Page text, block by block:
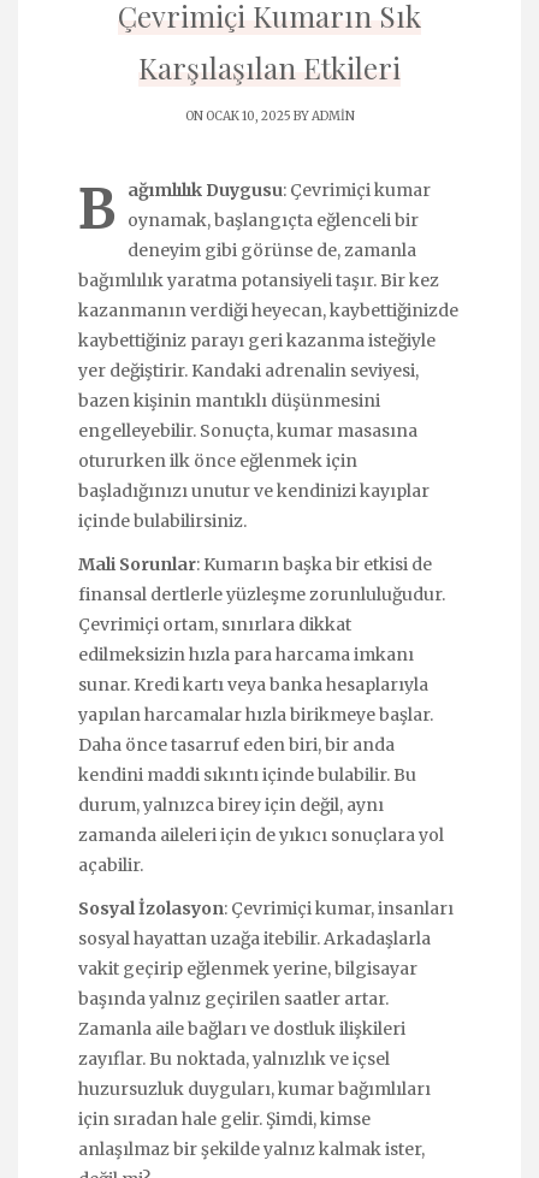
Çevrimiçi Kumarın Sık
Karşılaşılan Etkileri
ON OCAK 10, 2025 BYADMIN
B ağımlılık Duygusu: Çevrimiçi kumar
oynamak, başlangıçta eğlenceli bir
deneyim gibi görünse de, zamanla
bağımlılık yaratma potansiyeli taşır. Bir kez
kazanmanın verdiği heyecan, kaybettiğinizde
kaybettiğiniz parayı geri kazanma isteğiyle
yer değiştirir. Kandaki adrenalin seviyesi,
bazen kişinin mantıklı düşünmesini
engelleyebilir. Sonuçta, kumar masasına
otururken ilk önce eğlenmek için
başladığınızı unutur ve kendinizi kayıplar
içinde bulabilirsiniz.
Mali Sorunlar: Kumarın başka bir etkisi de
finansal dertlerle yüzleşme zorunluluğudur.
Çevrimiçi ortam, sınırlara dikkat
edilmeksizin hızla para harcama imkanı
sunar. Kredi kartı veya banka hesaplarıyla
yapılan harcamalar hızla birikmeye başlar.
Daha önce tasarruf eden biri, bir anda
kendini maddi sıkıntı içinde bulabilir. Bu
durum, yalnızca birey için değil, aynı
zamanda aileleri için de yıkıcı sonuçlara yol
açabilir.
Sosyal İzolasyon: Çevrimiçi kumar, insanları
sosyal hayattan uzağa itebilir. Arkadaşlarla
vakit geçirip eğlenmek yerine, bilgisayar
başında yalnız geçirilen saatler artar.
Zamanla aile bağları ve dostluk ilişkileri
zayıflar. Bu noktada, yalnızlık ve içsel
huzursuzluk duyguları, kumar bağımlıları
için sıradan hale gelir. Şimdi, kimse
anlaşılmaz bir şekilde yalnız kalmak ister,